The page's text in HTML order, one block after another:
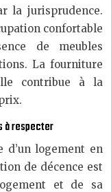
la jurisprudence.
confortable
de meubles
La fourniture
contribue à la
à respecter
d’un logement en
de décence est
et de sa